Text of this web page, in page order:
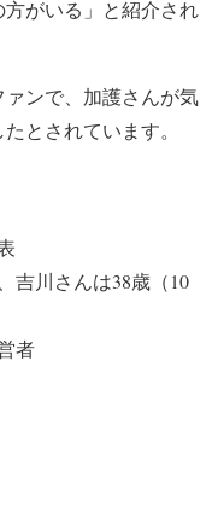
がいる」と紹介され
ンで、加護さんが気
とされています。
吉川さんは38歳（10
者